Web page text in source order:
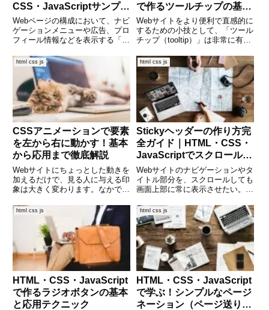
CSS・JavaScriptサンプル
付き
Webページの構成において、ナビ
ゲーションメニューや広告、プロ
フィール情報などを表示する「サ
に情報量が多いブログや管理画面
では、サイドバー付きのレイアウ
トがユーザーの操作性を高めてく
れます。この記事では、HTM
で作るツールチップの基本
と応用
Webサイトをより便利で直感的に
するための小技として、「ツール
チップ（tooltip）」は非常に有用
きに補足情報を表示したり、入力
欄の使い方を示したりと、ユーザ
ー体験を向上させる場面でよく使
われます。この記事で
html css js
CSSアニメーションで要素
を左から右に動かす！基本
から応用まで徹底解説
Webサイトにちょっとした動きを
加えるだけで、見る人に与える印
象は大きく変わります。なかでも
ン」は、目を引く効果的な演出の
一つです。この記事では、CSS
を使って要素を左から右にアニメ
ーションさせる基本的な方法から
html css js
Stickyヘッダーの作り方完
全ガイド｜HTML・CSS・
JavaScriptでスクロール固
定を実現しよう
Webサイトのナビゲーションやタ
イトル部分を、スクロールしても
画面上部に常に表示させたい。そ
ッダー（スクロール固定ヘッダ
ー）」です。HTML・CSSだけで
実装する方法、JavaScriptを使っ
てより柔軟
html css js
HTML・CSS・JavaScript
で作るラジオボタンの基本
と応用テクニック
html css js
HTML・CSS・JavaScript
で学ぶ！シンプルなページ
ネーション（ページ送り）